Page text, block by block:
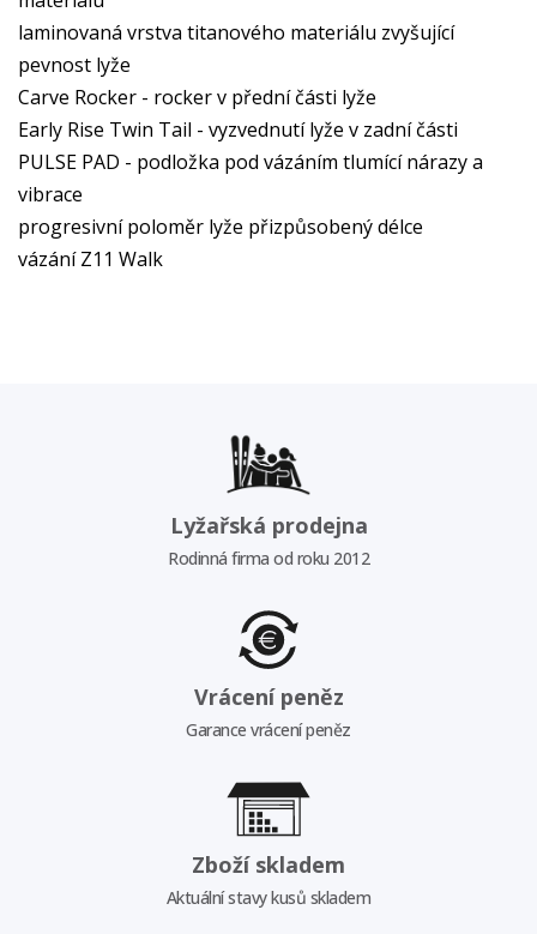
laminovaná vrstva titanového materiálu zvyšující
pevnost lyže
Carve Rocker - rocker v přední části lyže
Early Rise Twin Tail - vyzvednutí lyže v zadní části
PULSE PAD - podložka pod vázáním tlumící nárazy a
vibrace
progresivní poloměr lyže přizpůsobený délce
vázání Z11 Walk
Lyžařská prodejna
Rodinná firma od roku 2012
Vrácení peněz
Garance vrácení peněz
Zboží skladem
Aktuální stavy kusů skladem